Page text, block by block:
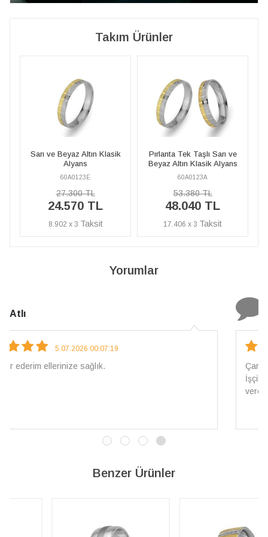
Takım Ürünler
Pırlanta Tek Taşlı Sarı ve
Beyaz Altın Klasik Alyans
60A0123A
53.380 TL
48.040 TL
17.406 x 3
Sarı ve Beyaz Altın Klasik
Alyans
60A0123E
27.300 TL
24.570 TL
8.902 x 3
Yorumlar
4.08.2026 16:27:03
Çarpıcı ve olağanüstü bir işçilikle hazırlanmış bir mücevher.
Benzer Ürünler